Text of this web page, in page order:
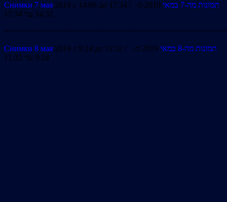
Снимки 7 мая 2019 с 14:06 до 17:34 / תמונות מה-7 במאי
2019 מ-
14:32 עד 17:34
Снимки 8 мая 2019 с 9:24 до 11:32 / תמונות מה-8 במאי
2019 מ-
9:24 עד 11:32